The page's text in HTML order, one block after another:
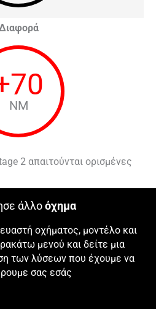
70
NM
2 απαιτούνται ορισμένες
άλλοόχημα
οχήματος, μοντέλο και
μενού και δείτε μια
των λύσεων που έχουμε να
σας εσάς